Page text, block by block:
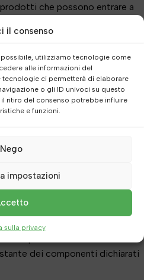
il consenso
utilizziamo tecnologie come
alle informazioni del
ci permetterà di elaborare
o gli ID univoci su questo
ritiro del consenso potrebbe influire
e funzioni.
Nego
impostazioni
sulla privacy
che possono entrare a
come supporto naturale al
magnesio
un estratto
fitoterapici, per noi contano i
prima, il metodo di
dei principi attivi e la
Gli estratti standardizzati
dei componenti dichiarati